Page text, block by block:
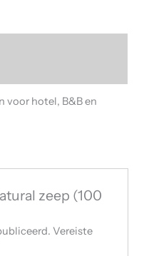
voor hotel, B&B en
zeep (100
Vereiste